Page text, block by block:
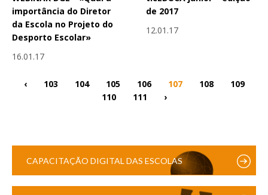
importância do Diretor
da Escola no Projeto do
Desporto Escolar»
16.01.17
de 2017
12.01.17
‹ 103 104 105 106 107 108
109
110
111 ›
CAPACITAÇÃO DIGITAL DAS ESCOLAS